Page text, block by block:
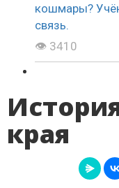
👁 3410
края